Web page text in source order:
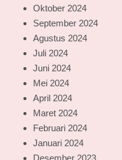
Oktober 2024
September 2024
Agustus 2024
Juli 2024
Juni 2024
Mei 2024
April 2024
Maret 2024
Februari 2024
Januari 2024